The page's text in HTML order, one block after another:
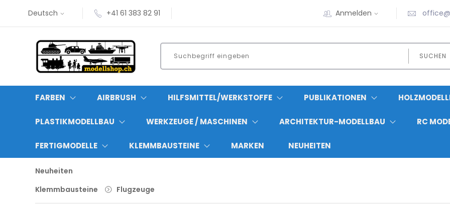
Deutsch +41 61 383 82 91 Anmelden
SUCHEN
FARBEN AIRBRUSH HILFSMITTEL/WERKSTOFFE PUBLIKATIONEN
PLASTIKMODELLBAU WERKZEUGE / MASCHINEN ARCHITEKTUR-MODELLBAU RC
FERTIGMODELLE KLEMMBAUSTEINE MARKEN NEUHEITEN
Neuheiten
Klemmbausteine
Flugzeuge